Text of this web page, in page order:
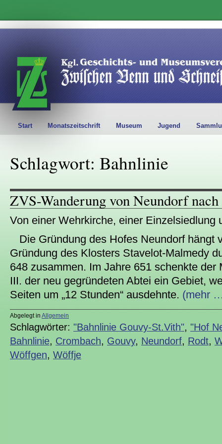
Start Monatszeitschrift Museum Jugend
Schlagwort: Bahnlinie
ZVS-Wanderung von Neundorf
Von einer Wehrkirche, einer Einzelsiedlung
Die Gründung des Hofes Neundorf hängt
Gründung des Klosters Stavelot-Malmedy
648 zusammen. Im Jahre 651 schenkte der
III. der neu gegründeten Abtei ein Gebiet,
Seiten um „12 Stunden“ ausdehnte. (mehr
Abgelegt in Allgemein
Schlagwörter: "Bahnlinie Gouvy-St.Vith", "Hof
Bahnlinie, Crombach, Gouvy, Neundorf, Rodt,
Wöffgen, Wöffje